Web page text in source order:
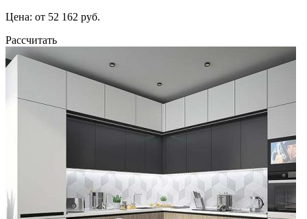
Цена: от 52 162 руб.
Рассчитать